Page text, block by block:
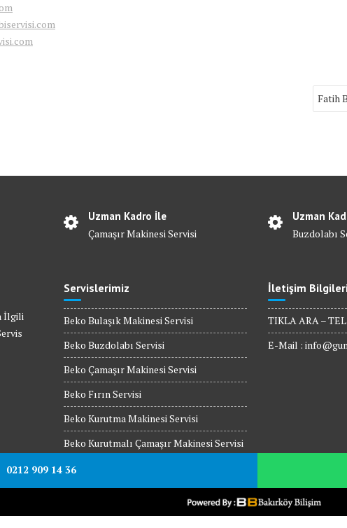
Fatih
Uzman Kadro İle
Çamaşır Makinesi Servisi
Uzman
Buzdolabı
İlgili
Servislerimiz
Beko Bulaşık Makinesi Servisi
Beko Buzdolabı Servisi
Beko Çamaşır Makinesi Servisi
Beko Fırın Servisi
Beko Kurutma Makinesi Servisi
Beko Kurutmalı Çamaşır Makinesi Servisi
Beko Mikrodalga Fırın Servisi
Beko Set Üstü Ocak Servisi
İletişim
TIKLA ARA – TEL
E-Mail :
0212 909 14 36